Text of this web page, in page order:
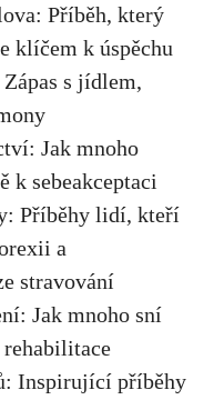
Příběh, který
klíčem k úspěchu
s jídlem,
Jak mnoho
k sebeakceptaci
Příběhy lidí, kteří
a
⁣stravování
Jak mnoho sní
Inspirující příběhy